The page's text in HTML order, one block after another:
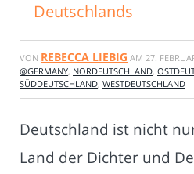
Deutschlands
VON REBECCA LIEBIG AM 27.
@GERMANY, NORDEUTSCHLAND,
SÜDDEUTSCHLAND, WESTDEUTSCHLAND
Deutschland ist nicht
Land der Dichter und